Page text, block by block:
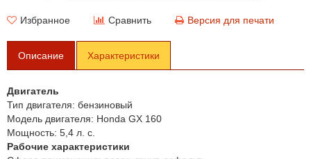
Избранное Сравнить Версия для печати
Описание Характеристики
Двигатель
Тип двигателя: бензиновый
Модель двигателя: Honda GX 160
Мощность: 5,4 л. с.
Рабочие характеристики